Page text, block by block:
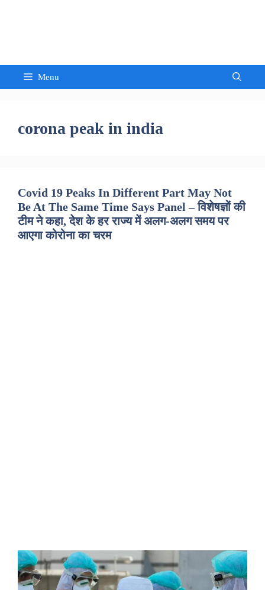
Menu
corona peak in india
Covid 19 Peaks In Different Part May Not
Be At The Same Time Says Panel – विशेषज्ञों की
टीम ने कहा, देश के हर राज्य में अलग-अलग समय पर
आएगा कोरोना का चरम